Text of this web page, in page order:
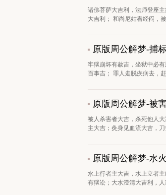
诸佛菩萨大吉利，法师登座
大吉利； 和尚尼姑看经闷，
原版周公解梦-捕
牢狱崩坏有赦吉，坐狱中必
百事吉； 罪人走脱疾病去，
原版周公解梦-被
被人杀害者大吉，杀死他人
主大吉；灸身见血流大吉，
原版周公解梦-水
水上行者主大吉，水上立者
有狱讼；大水澄清大吉利，